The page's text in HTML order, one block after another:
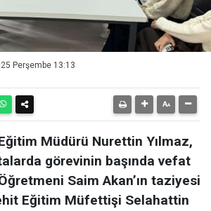
Perşembe 13:13
Müdürü Nurettin Yılmaz,
görevinin başında vefat
Saim Akan’ın taziyesi
Eğitim Müfettişi Selahattin